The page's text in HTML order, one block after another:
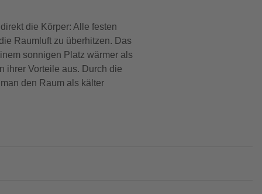
die Körper: Alle festen
Raumluft zu überhitzen. Das
sonnigen Platz wärmer als
ihrer Vorteile aus. Durch die
den Raum als kälter